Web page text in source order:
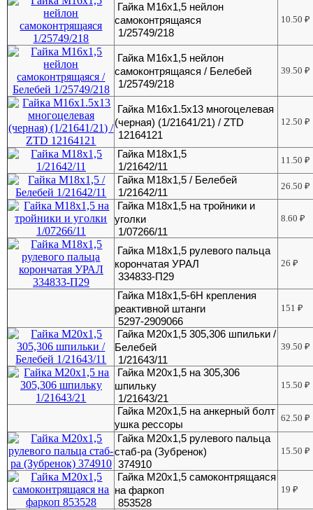
Гайка М16х1,5 нейлон
самоконтрящаяся
1/25749/218
10.50₽
Гайка М16х1,5 нейлон
самоконтрящаяся / Белебей
1/25749/218
39.50₽
Гайка М16х1.5х13 многоцелевая
(черная) (1/21641/21) / ZTD
12164121
12.50₽
Гайка М18х1,5
1/21642/11
11.50₽
Гайка М18х1,5 / Белебей
1/21642/11
26.50₽
Гайка М18х1,5 на тройники и
уголки
1/07266/11
8.60₽
Гайка М18х1,5 рулевого пальца
корончатая УРАЛ
334833-П29
26₽
Гайка М18х1,5-6Н крепления
реактивной штанги
5297-2909066
151₽
Гайка М20х1,5 305,306 шпильки /
Белебей
1/21643/11
39.50₽
Гайка М20х1,5 на 305,306
шпильку
1/21643/21
15.50₽
Гайка М20х1,5 на анкерный болт
ушка рессоры
62.50₽
Гайка М20х1,5 рулевого пальца
стаб-ра (Зубренок)
374910
15.50₽
Гайка М20х1,5 самоконтрящаяся
на фаркоп
853528
19₽